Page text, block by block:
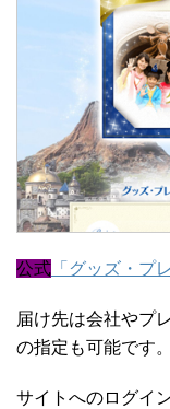
公式 「グッズ・プ
届け先は会社やプ
の指定も可能です。
サイトへのログイ